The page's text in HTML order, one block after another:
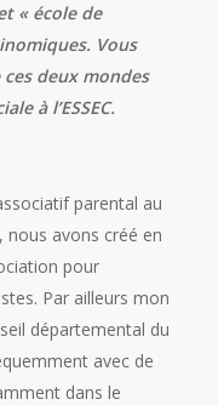
« école de
Vous
deux mondes
à l’ESSEC.
parental au
nous avons créé en
pour
Par ailleurs mon
départemental du
avec de
dans le